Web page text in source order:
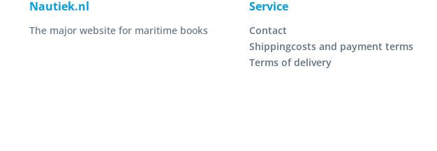
Nautiek.nl
The major website for maritime books
Service
Contact
Shippingcosts and payment terms
Terms of delivery